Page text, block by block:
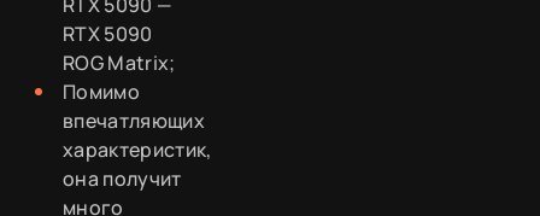
RTX 5090
ROG Matrix;
Помимо
впечатляющих
характеристик,
она получит
много